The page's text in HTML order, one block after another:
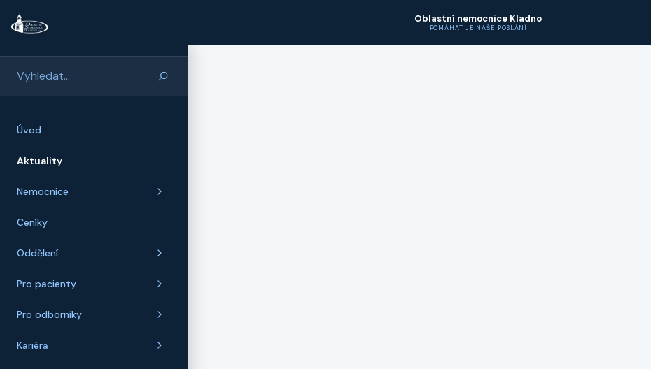
Oblastní nemocnice Kladno
POMÁHAT JE NAŠE POSLÁNÍ
Úvod
Aktuality
Nemocnice
Ceníky
Oddělení
Pro pacienty
Pro odborníky
Kariéra